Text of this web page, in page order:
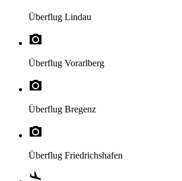
Überflug Lindau
Überflug Vorarlberg
Überflug Bregenz
Überflug Friedrichshafen